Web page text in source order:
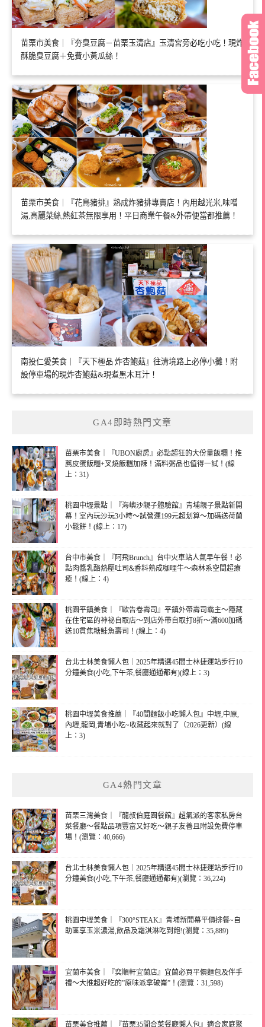
苗栗市美食｜『夯臭豆腐－苗栗玉清店』玉清宮旁必吃小吃！現炸
酥脆臭豆腐＋免費小黃瓜絲！
苗栗市美食｜『花鳥豬排』熟成炸豬排專賣店！內用越光米,味噌
湯,高麗菜絲,熱紅茶無限享用！平日商業午餐&外帶便當都推薦！
南投仁愛美食｜『天下極品 炸杏鮑菇』往清境路上必停小攤！附
設停車場的現炸杏鮑菇&現煮黑木耳汁！
GA4即時熱門文章
苗栗市美食｜『UBON廚房』必點超狂的大份量飯糰！推
薦皮蛋飯糰+叉燒飯糰加辣！滿料粥品也值得一試！(線
上：31)
桃園中壢景點｜『海嶼沙親子體驗館』青埔親子景點新開
幕！室內玩沙玩3小時～試營運199元超划算～加碼送荷蘭
小鬆餅！(線上：17)
台中市美食｜『阿飛Brunch』台中火車站人氣早午餐！必
點肉醬乳酪熱壓吐司&香料熟成咖哩牛～森林系空間超療
癒！(線上：4)
桃園平鎮美食｜『歐告卷壽司』平鎮外帶壽司霸主～隱藏
在住宅區的神祕自取店～到店外帶自取打8折～滿600加碼
送10貫焦糖鮭魚壽司！(線上：4)
台北士林美食懶人包｜2025年精選45間士林捷運站步行10
分鐘美食(小吃,下午茶,餐廳通通都有)(線上：3)
桃園中壢美食推薦｜『40間麵飯小吃懶人包』中壢,中原,
內壢,龍岡,青埔小吃~收藏起來就對了（2026更新）(線
上：3)
GA4熱門文章
苗栗三灣美食｜『龍叔伯庭園餐館』超氣派的客家私房台
菜餐廳～餐點品項豐富又好吃～親子友善且附設免費停車
場！(瀏覽：40,666)
台北士林美食懶人包｜2025年精選45間士林捷運站步行10
分鐘美食(小吃,下午茶,餐廳通通都有)(瀏覽：36,224)
桃園中壢美食｜『300°STEAK』青埔新開幕平價排餐~自
助區享玉米濃湯,飲品及霜淇淋吃到飽!(瀏覽：35,889)
宜蘭市美食｜『奕順軒宜蘭店』宜蘭必買平價麵包及伴手
禮～大推超好吃的”原味派拿破崙”！(瀏覽：31,598)
苗栗美食推薦｜『苗栗35間合菜餐廳懶人包』適合家庭聚